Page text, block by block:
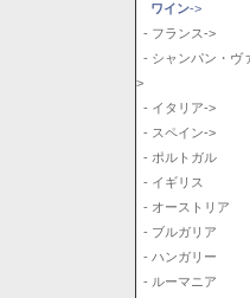
ワイン->
- フランス->
- シャンパン・ヴ
>
- イタリア->
- スペイン->
- ポルトガル
- イギリス
- オーストリア
- ブルガリア
- ハンガリー
- ルーマニア